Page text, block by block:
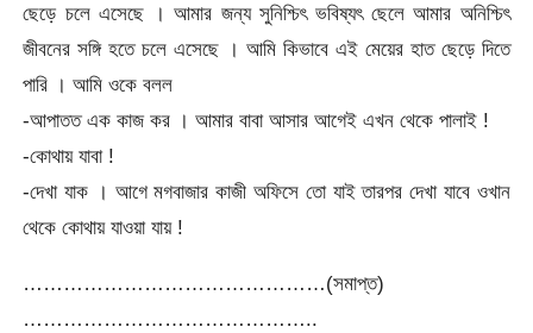
ছেড়ে চলে এসেছে । আমার জন্য সুনিশ্চিৎ ভবিষ্যৎ ছেলে আমার অনিশ্চিৎ
জীবনের সঙ্গি হতে চলে এসেছে । আমি কিভাবে এই মেয়ের হাত ছেড়ে দিতে
পারি । আমি ওকে বলল
-আপাতত এক কাজ কর । আমার বাবা আসার আগেই এখন থেকে পালাই !
-কোথায় যাবা !
-দেখা যাক । আগে মগবাজার কাজী অফিসে তো যাই তারপর দেখা যাবে ওখান
থেকে কোথায় যাওয়া যায় !
………………………………………(সমাপ্ত)
……………………………………..